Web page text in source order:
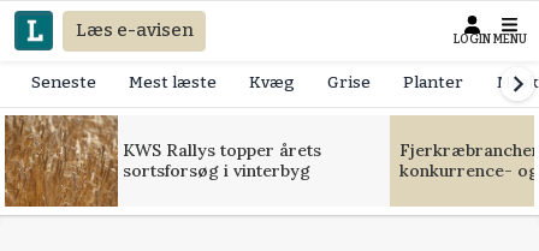
Læs e-avisen LOGIN MENU
Seneste Mest læste Kvæg Grise Planter
KWS Rallys topper årets
sortsforsøg i vinterbyg
konkurrence-